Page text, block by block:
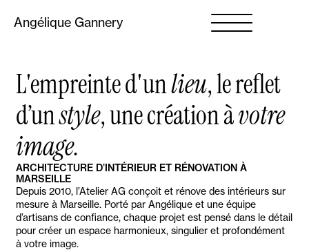
Angélique Gannery
L'empreinte d'unlieu, le reflet
d’unstyle, une création àvotre
image.
ARCHITECTURE D’INTÉRIEUR ET RÉNOVATION À
MARSEILLE
Depuis 2010, l’Atelier AG conçoit et rénove des intérieurs sur
mesure à Marseille. Porté par Angélique et une équipe
d’artisans de confiance, chaque projet est pensé dans le détail
pour créer un espace harmonieux, singulier et profondément
à votre image.